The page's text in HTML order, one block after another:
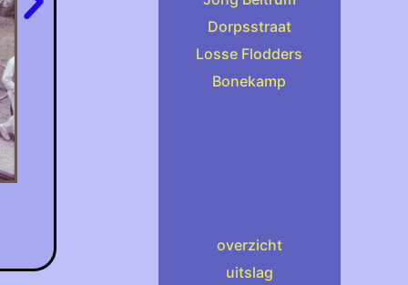
Dorpsstraat
Losse Flodders
Bonekamp
overzicht
uitslag